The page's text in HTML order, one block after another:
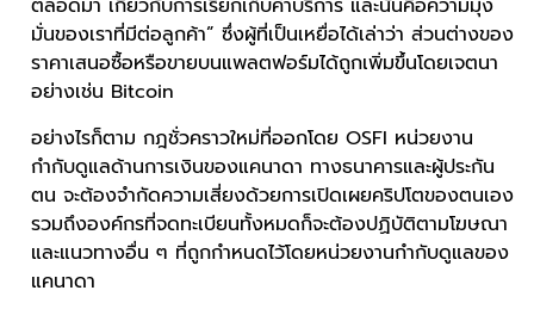
ตลอดมา เกี่ยวกับการเรียกเก็บค่าบริการ และนั่นคือความมุ่ง
มั่นของเราที่มีต่อลูกค้า” ซึ่งผู้ที่เป็นเหยื่อได้เล่าว่า ส่วนต่างของ
ราคาเสนอซื้อหรือขายบนแพลตฟอร์มได้ถูกเพิ่มขึ้นโดยเจตนา
อย่างเช่น Bitcoin
อย่างไรก็ตาม กฎชั่วคราวใหม่ที่ออกโดย OSFI หน่วยงาน
กำกับดูแลด้านการเงินของแคนาดา ทางธนาคารและผู้ประกัน
ตน จะต้องจำกัดความเสี่ยงด้วยการเปิดเผยคริปโตของตนเอง
รวมถึงองค์กรที่จดทะเบียนทั้งหมดก็จะต้องปฏิบัติตามโฆษณา
และแนวทางอื่น ๆ ที่ถูกกำหนดไว้โดยหน่วยงานกำกับดูแลของ
แคนาดา